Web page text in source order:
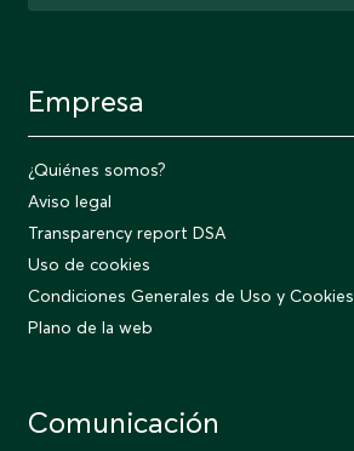
Empresa
¿Quiénes somos?
Aviso legal
Transparency report DSA
Uso de cookies
Condiciones Generales de Uso y Cookies
Plano de la web
Comunicación